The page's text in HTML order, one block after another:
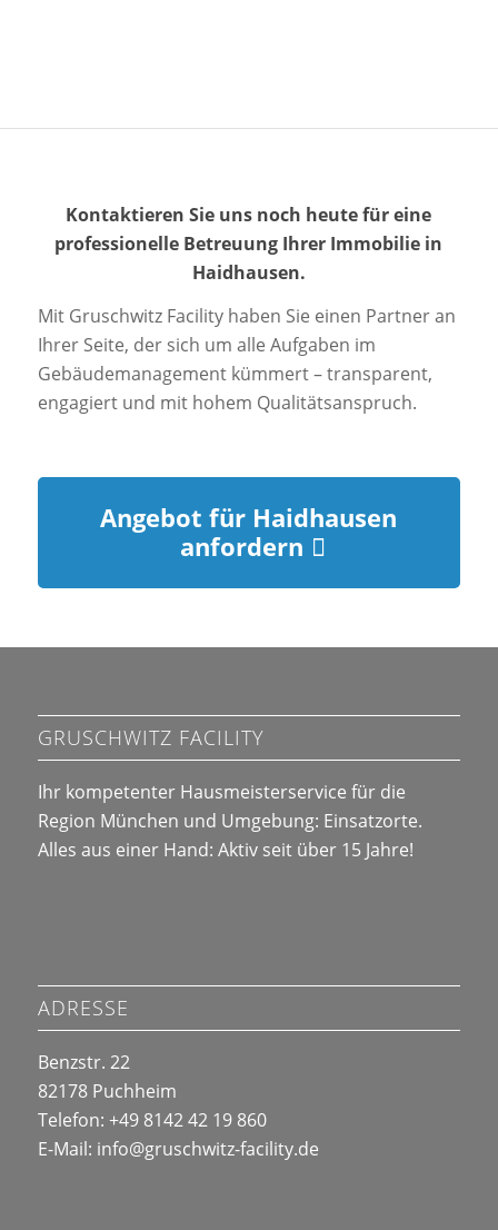
Kontaktieren Sie uns noch heute für eine
professionelle Betreuung Ihrer Immobilie in
Haidhausen.
Mit Gruschwitz Facility haben Sie einen Partner an
Ihrer Seite, der sich um alle Aufgaben im
Gebäudemanagement kümmert – transparent,
engagiert und mit hohem Qualitätsanspruch.
Angebot für Haidhausen
anfordern
GRUSCHWITZ FACILITY
Ihr kompetenter Hausmeisterservice für die
Region München und Umgebung: Einsatzorte.
Alles aus einer Hand: Aktiv seit über 15 Jahre!
ADRESSE
Benzstr. 22
82178 Puchheim
Telefon: +49 8142 42 19 860
E-Mail: info@gruschwitz-facility.de